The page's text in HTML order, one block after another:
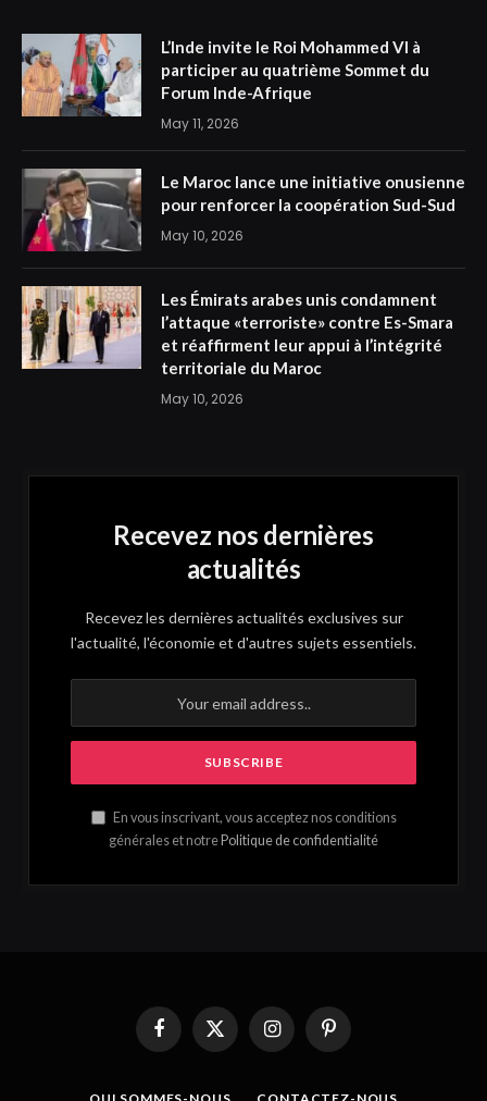
L’Inde invite le Roi Mohammed VI à
participer au quatrième Sommet du
Forum Inde-Afrique
May 11, 2026
Le Maroc lance une initiative onusienne
pour renforcer la coopération Sud-Sud
May 10, 2026
Les Émirats arabes unis condamnent
l’attaque «terroriste» contre Es-Smara
et réaffirment leur appui à l’intégrité
territoriale du Maroc
May 10, 2026
Recevez nos dernières
actualités
Recevez les dernières actualités exclusives sur
l'actualité, l'économie et d'autres sujets essentiels.
En vous inscrivant, vous acceptez nos conditions
générales et notre Politique de confidentialité
FacebookX
InstagramPinterest